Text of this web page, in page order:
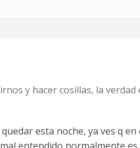
y hacer cosillas, la verdad
esta noche, ya ves q